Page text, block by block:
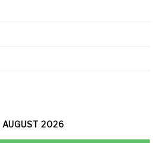
AUGUST 2026